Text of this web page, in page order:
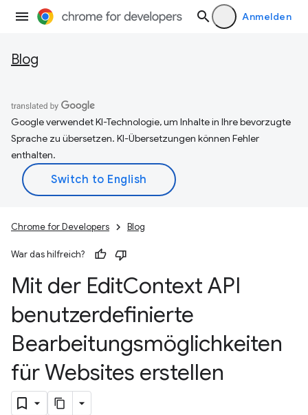
Anmelden
Blog
Google verwendet KI-Technologie, um Inhalte in Ihre bevorzugte
Sprache zu übersetzen. KI-Übersetzungen können Fehler
enthalten.
Chrome for Developers Blog
War das hilfreich?
Mit der EditContext API
benutzerdefinierte
Bearbeitungsmöglichkeiten
für Websites erstellen